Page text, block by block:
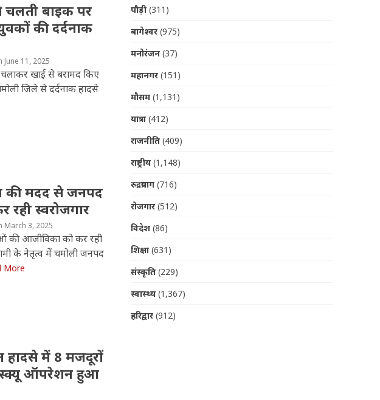
बाइक पर
की दर्दनाक
June 11, 2025
खाई से बरामद किए
जिले से दर्दनाक हादसे
की मदद से जनपद
रही स्वरोजगार
March 3, 2025
की आजीविका को कर रही
के नेतृत्व में चमोली जनपद
More
हादसे में 8 मजदूरों
ऑपरेशन हुआ
पौड़ी(311)
बागेश्वर(975)
मनोरंजन(37)
महानगर(151)
मौसम(1,131)
यात्रा(412)
राजनीति(409)
राष्ट्रीय(1,148)
रुद्रप्रयाग(716)
रोजगार(512)
विदेश(86)
शिक्षा(631)
संस्कृति(229)
स्वास्थ्य(1,367)
हरिद्वार(912)